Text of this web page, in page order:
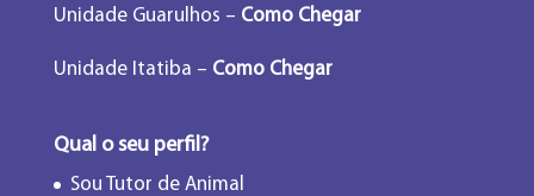
Unidade Guarulhos – Como Chegar
Unidade Itatiba – Como Chegar
Qual o seu perfil?
Sou Tutor de Animal